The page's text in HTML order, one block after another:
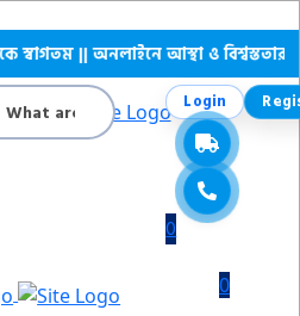
|| অনলাইনে আস্থা ও বিশ্বস্ততার সাথে
Login
0
0